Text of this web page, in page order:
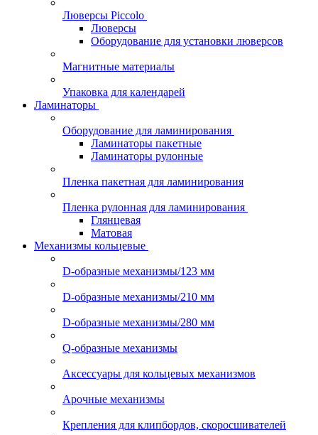
Люверсы Piccolo
Люверсы
Оборудование для установки люверсов
Магнитные материалы
Упаковка для календарей
Ламинаторы
Оборудование для ламинирования
Ламинаторы пакетные
Ламинаторы рулонные
Пленка пакетная для ламинирования
Пленка рулонная для ламинирования
Глянцевая
Матовая
Механизмы кольцевые
D-образные механизмы/123 мм
D-образные механизмы/210 мм
D-образные механизмы/280 мм
Q-образные механизмы
Аксессуары для кольцевых механизмов
Арочные механизмы
Крепления для клипбордов, скоросшивателей